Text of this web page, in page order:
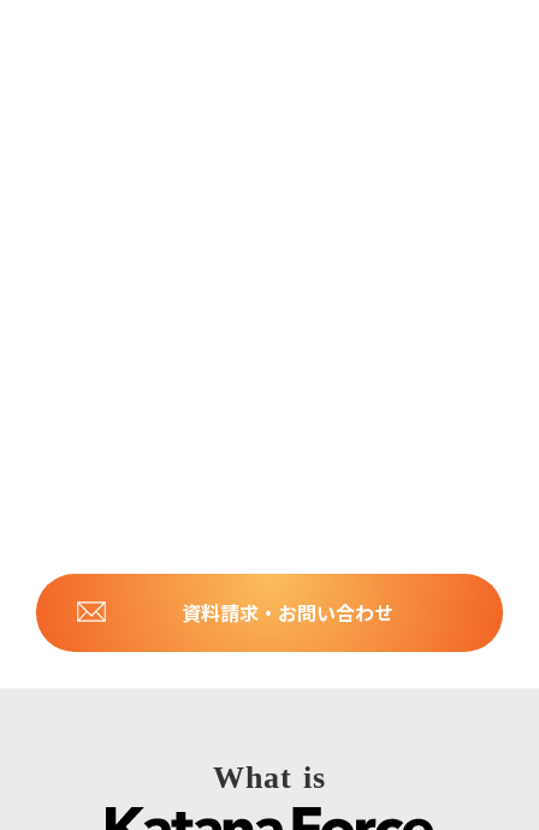
資料請求・お問い合わせ
What is